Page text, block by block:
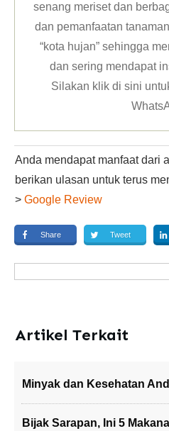
senang meriset dan
dan pemanfaatan
“kota hujan” sehingga
dan sering mendapat
Silakan klikdi sini
Anda mendapat manfaat dari
berikan ulasan untuk terus
> Google Review
Share Tweet
Artikel Terkait
Minyak dan Kesehatan
Bijak Sarapan, Ini 5